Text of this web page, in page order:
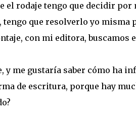
el rodaje tengo que decidir por
tengo que resolverlo yo
con mi editora, buscamos
y me gustaría saber cómo ha
de escritura, porque hay